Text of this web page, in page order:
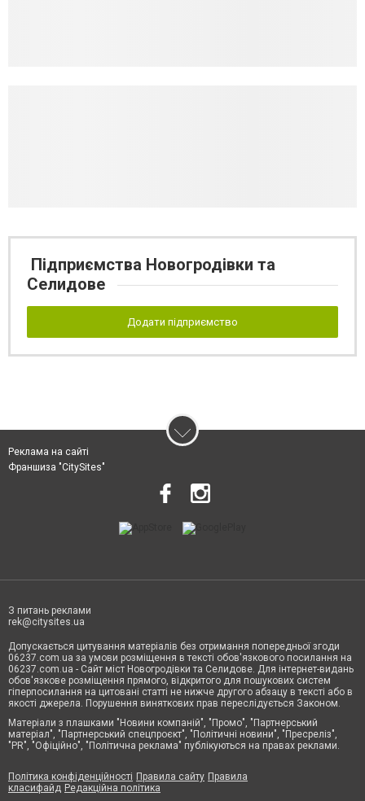
Підприємства Новогродівки та
Селидове
Додати підприємство
Реклама на сайті
Франшиза "CitySites"
З питань реклами
rek@citysites.ua
Допускається цитування матеріалів без отримання попередньої згоди
06237.com.ua за умови розміщення в тексті обов'язкового посилання на
06237.com.ua - Сайт міст Новогродівки та Селидове. Для інтернет-видань
обов'язкове розміщення прямого, відкритого для пошукових систем
гіперпосилання на цитовані статті не нижче другого абзацу в тексті або в
якості джерела. Порушення виняткових прав переслідується Законом.
Матеріали з плашками "Новини компаній", "Промо", "Партнерський
матеріал", "Партнерський спецпроєкт", "Політичні новини", "Пресреліз",
"PR", "Офіційно", "Політична реклама" публікуються на правах реклами.
Політика конфіденційності Правила сайту Правила
класифайд Редакційна політика